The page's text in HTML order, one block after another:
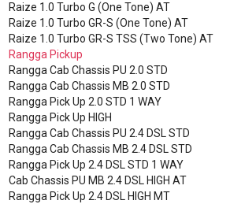
Raize 1.0 Turbo G (One Tone) AT
Raize 1.0 Turbo GR-S (One Tone) AT
Raize 1.0 Turbo GR-S TSS (Two Tone) AT
Rangga Pickup
Rangga Cab Chassis PU 2.0 STD
Rangga Cab Chassis MB 2.0 STD
Rangga Pick Up 2.0 STD 1 WAY
Rangga Pick Up HIGH
Rangga Cab Chassis PU 2.4 DSL STD
Rangga Cab Chassis MB 2.4 DSL STD
Rangga Pick Up 2.4 DSL STD 1 WAY
Cab Chassis PU MB 2.4 DSL HIGH AT
Rangga Pick Up 2.4 DSL HIGH MT